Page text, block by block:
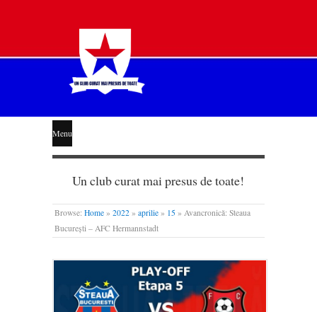
STEAUA
LIBERĂ
Menu
Un club curat mai presus de toate!
Browse: Home » 2022 » aprilie » 15 » Avancronică: Steaua
București – AFC Hermannstadt